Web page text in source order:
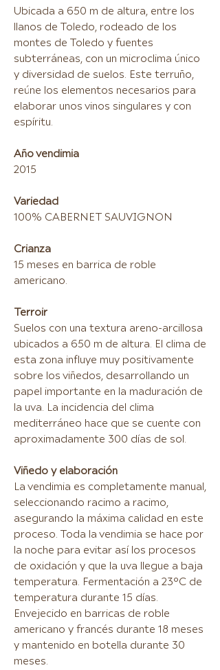
Ubicada a 650 m de altura, entre los
llanos de Toledo, rodeado de los
montes de Toledo y fuentes
subterráneas, con un microclima único
y diversidad de suelos. Este terruño,
reúne los elementos necesarios para
elaborar unos vinos singulares y con
espíritu.
Año vendimia
2015
Variedad
100% CABERNET SAUVIGNON
Crianza
15 meses en barrica de roble
americano.
Terroir
Suelos con una textura areno-arcillosa
ubicados a 650 m de altura. El clima de
esta zona influye muy positivamente
sobre los viñedos, desarrollando un
papel importante en la maduración de
la uva. La incidencia del clima
mediterráneo hace que se cuente con
aproximadamente 300 días de sol.
Viñedo y elaboración
La vendimia es completamente manual,
seleccionando racimo a racimo,
asegurando la máxima calidad en este
proceso. Toda la vendimia se hace por
la noche para evitar así los procesos
de oxidación y que la uva llegue a baja
temperatura. Fermentación a 23°C de
temperatura durante 15 días.
Envejecido en barricas de roble
americano y francés durante 18 meses
y mantenido en botella durante 30
meses.